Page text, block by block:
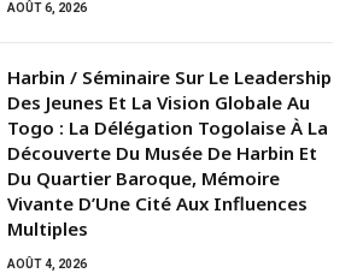
AOÛT 6, 2026
Harbin / Séminaire Sur Le Leadership
Des Jeunes Et La Vision Globale Au
Togo : La Délégation Togolaise À La
Découverte Du Musée De Harbin Et
Du Quartier Baroque, Mémoire
Vivante D’Une Cité Aux Influences
Multiples
AOÛT 4, 2026